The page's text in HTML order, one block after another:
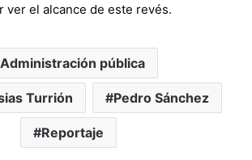
ver el alcance de este revés.
Administración pública
Turrión Pedro Sánchez
Reportaje